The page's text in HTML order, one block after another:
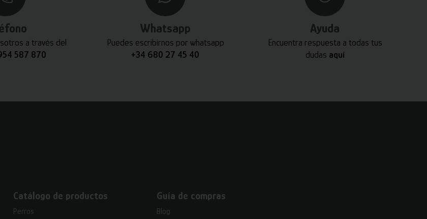
a través del
587 870
Whatsapp
Puedes escribirnos por whatsapp
+34 680 27 45 40
Ayuda
Encuentra respuesta a todas tus
dudas aquí
Catálogo de productos
Perros
Guía de compras
Blog